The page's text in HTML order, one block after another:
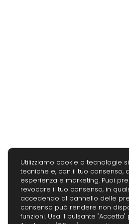
Utilizziamo cookie o tecnologie
tecniche e, con il tuo consenso,
esperienza e marketing. Puoi
revocare il tuo consenso, in
accedendo al pannello delle
consenso può rendere non
funzioni. Usa il pulsante